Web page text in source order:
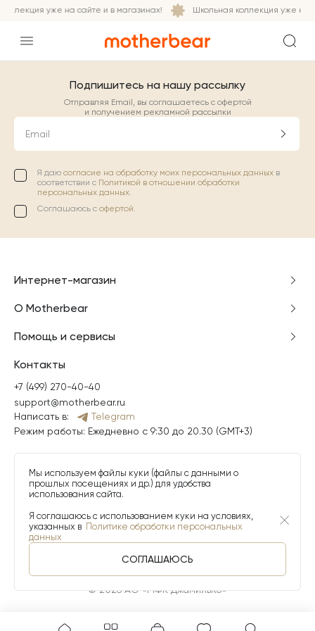
уже на сайте и в магазинах! Школьная коллекция уже на
Подпишитесь на нашу рассылку
Отправляя Email, вы соглашаетесь с офертой
и получением рекламной рассылки
Email
Я даю согласие на обработку моих персональных данных в
соответствии с Политикой в отношении обработки
персональных данных.
Соглашаюсь с офертой.
Интернет-магазин
О Motherbear
Помощь и сервисы
Контакты
+7 (499) 270-40-40
support@motherbear.ru
Написать в:
Telegram
Режим работы: Ежедневно с 9:30 до 20.30 (GMT+3)
© 2026 АО «МФК ДжамильКо»
Мы используем файлы куки (файлы с данными о
прошлых посещениях и др.) для удобства
использования сайта.
Я соглашаюсь с использованием куки на условиях,
указанных в Политике обработки персональных
данных
СОГЛАШАЮСЬ